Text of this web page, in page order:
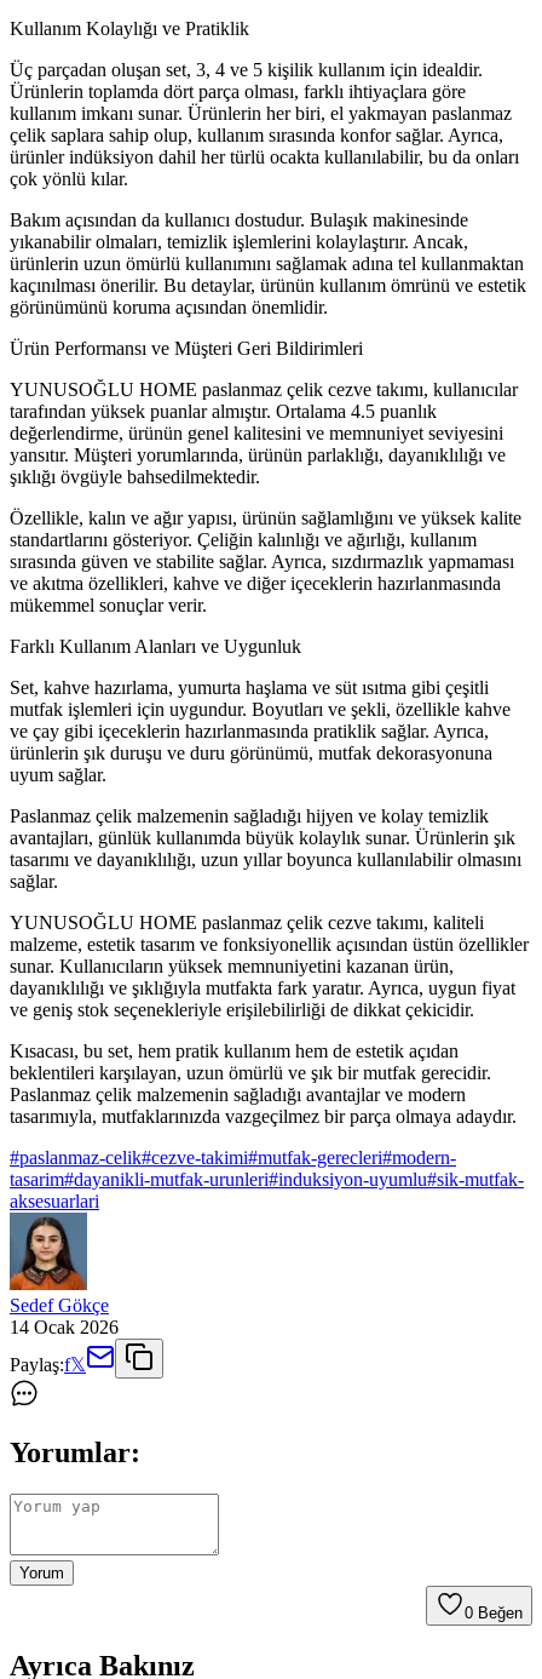
Kullanım Kolaylığı ve Pratiklik
Üç parçadan oluşan set, 3, 4 ve 5 kişilik kullanım için idealdir.
Ürünlerin toplamda dört parça olması, farklı ihtiyaçlara göre
kullanım imkanı sunar. Ürünlerin her biri, el yakmayan paslanmaz
çelik saplara sahip olup, kullanım sırasında konfor sağlar. Ayrıca,
ürünler indüksiyon dahil her türlü ocakta kullanılabilir, bu da onları
çok yönlü kılar.
Bakım açısından da kullanıcı dostudur. Bulaşık makinesinde
yıkanabilir olmaları, temizlik işlemlerini kolaylaştırır. Ancak,
ürünlerin uzun ömürlü kullanımını sağlamak adına tel kullanmaktan
kaçınılması önerilir. Bu detaylar, ürünün kullanım ömrünü ve estetik
görünümünü koruma açısından önemlidir.
Ürün Performansı ve Müşteri Geri Bildirimleri
YUNUSOĞLU HOME paslanmaz çelik cezve takımı, kullanıcılar
tarafından yüksek puanlar almıştır. Ortalama 4.5 puanlık
değerlendirme, ürünün genel kalitesini ve memnuniyet seviyesini
yansıtır. Müşteri yorumlarında, ürünün parlaklığı, dayanıklılığı ve
şıklığı övgüyle bahsedilmektedir.
Özellikle, kalın ve ağır yapısı, ürünün sağlamlığını ve yüksek kalite
standartlarını gösteriyor. Çeliğin kalınlığı ve ağırlığı, kullanım
sırasında güven ve stabilite sağlar. Ayrıca, sızdırmazlık yapmaması
ve akıtma özellikleri, kahve ve diğer içeceklerin hazırlanmasında
mükemmel sonuçlar verir.
Farklı Kullanım Alanları ve Uygunluk
Set, kahve hazırlama, yumurta haşlama ve süt ısıtma gibi çeşitli
mutfak işlemleri için uygundur. Boyutları ve şekli, özellikle kahve
ve çay gibi içeceklerin hazırlanmasında pratiklik sağlar. Ayrıca,
ürünlerin şık duruşu ve duru görünümü, mutfak dekorasyonuna
uyum sağlar.
Paslanmaz çelik malzemenin sağladığı hijyen ve kolay temizlik
avantajları, günlük kullanımda büyük kolaylık sunar. Ürünlerin şık
tasarımı ve dayanıklılığı, uzun yıllar boyunca kullanılabilir olmasını
sağlar.
YUNUSOĞLU HOME paslanmaz çelik cezve takımı, kaliteli
malzeme, estetik tasarım ve fonksiyonellik açısından üstün özellikler
sunar. Kullanıcıların yüksek memnuniyetini kazanan ürün,
dayanıklılığı ve şıklığıyla mutfakta fark yaratır. Ayrıca, uygun fiyat
ve geniş stok seçenekleriyle erişilebilirliği de dikkat çekicidir.
Kısacası, bu set, hem pratik kullanım hem de estetik açıdan
beklentileri karşılayan, uzun ömürlü ve şık bir mutfak gerecidir.
Paslanmaz çelik malzemenin sağladığı avantajlar ve modern
tasarımıyla, mutfaklarınızda vazgeçilmez bir parça olmaya adaydır.
#paslanmaz-celik#cezve-takimi#mutfak-gerecleri#modern-
tasarim#dayanikli-mutfak-urunleri#induksiyon-uyumlu#sik-mutfak-
aksesuarlari
Sedef Gökçe
14 Ocak 2026
Paylaş:f𝕏
Yorumlar:
Yorum
0 Beğen
Ayrıca Bakınız